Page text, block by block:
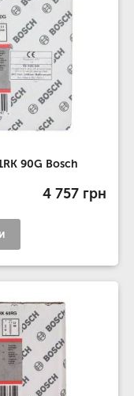
90G Bosch
4 757 грн